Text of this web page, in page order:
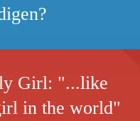
Girl: "...like
in the world"